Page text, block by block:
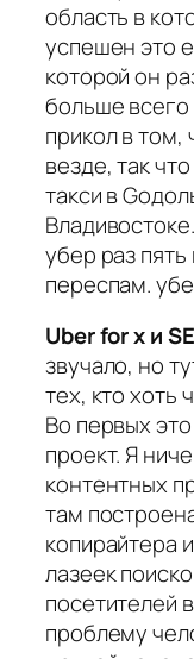
область в
успешен это
которой он
больше всего
прикол в том,
везде, так
такси в
убер раз
переспам.
Uber for x и
звучало, но
тех, кто хоть
Во первых
проект. Я
контентных
там
копирайтера
лазеек
посетителей
проблему